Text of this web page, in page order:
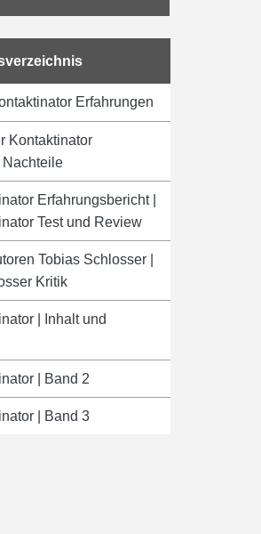
Erfahrungen
Kontaktinator
Nachteile
Erfahrungsbericht |
Test und Review
Tobias Schlosser |
Kritik
| Inhalt und
| Band 2
| Band 3